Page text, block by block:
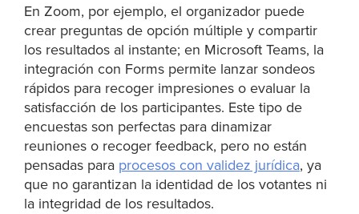
En Zoom, por ejemplo, el organizador puede
crear preguntas de opción múltiple y compartir
los resultados al instante; en Microsoft Teams, la
integración con Forms permite lanzar sondeos
rápidos para recoger impresiones o evaluar la
satisfacción de los participantes. Este tipo de
encuestas son perfectas para dinamizar
reuniones o recoger feedback, pero no están
pensadas para procesos con validez jurídica, ya
que no garantizan la identidad de los votantes ni
la integridad de los resultados.